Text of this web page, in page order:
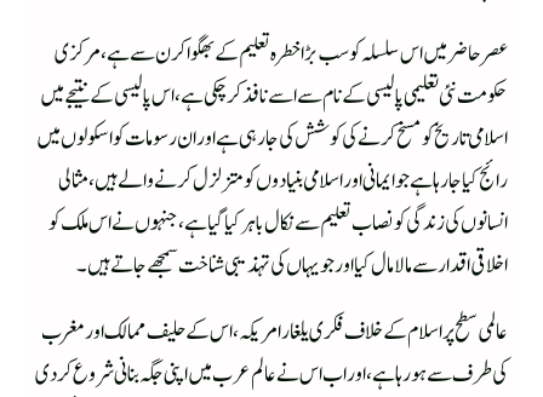
عصر حاضر میں اس سلسلہ کو سب بڑا خطرہ تعلیم کے بھگوا کرن سے ہے، مرکزی
حکومت نئی تعلیمی پالیسی کے نام سے اسے نافذ کرچکی ہے، اس پالیسی کے نتیجے میں
اسلامی تاریخ کو مسخ کرنے کی کوشش کی جارہی ہے اور ان رسومات کو اسکولوں میں
رائج کیا جارہا ہے جو ایمانی اور اسلامی بنیادوں کو متزلزل کرنے والے ہیں، مثالی
انسانوں کی زندگی کو نصاب تعلیم سے نکال باہر کیا گیا ہے، جنہوں نے اس ملک کو
اخلاقی اقدار سے مالامال کیا اور جو یہاں کی تہذیبی شناخت سمجھے جاتے ہیں۔
عالمی سطح پر اسلام کے خلاف فکری یلغار امریکہ، اس کے حلیف ممالک اور مغرب
کی طرف سے ہو رہا ہے، اور اب اس نے عالم عرب میں اپنی جگہ بنانی شروع کر دی